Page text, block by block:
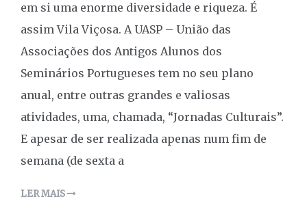
em si uma enorme diversidade e riqueza. É
assim Vila Viçosa. A UASP – União das
Associações dos Antigos Alunos dos
Seminários Portugueses tem no seu plano
anual, entre outras grandes e valiosas
atividades, uma, chamada, “Jornadas Culturais”.
E apesar de ser realizada apenas num fim de
semana (de sexta a
LER MAIS